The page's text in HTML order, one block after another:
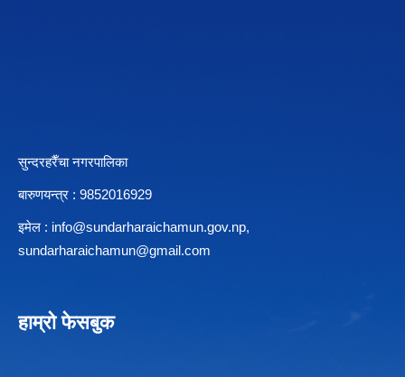
सुन्दरहरैँचा नगरपालिका
बारुणयन्त्र : 9852016929
इमेल : info@sundarharaichamun.gov.np,
sundarharaichamun@gmail.com
हाम्रो फेसबुक